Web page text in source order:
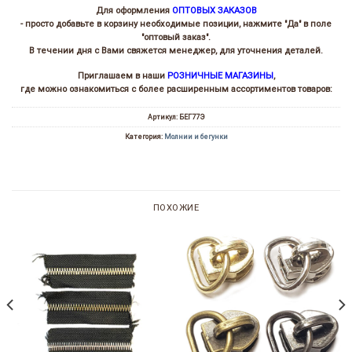
Для оформления ОПТОВЫХ ЗАКАЗОВ
- просто добавьте в корзину необходимые позиции, нажмите "Да" в поле
"оптовый заказ".
В течении дня с Вами свяжется менеджер, для уточнения деталей.
Приглашаем в наши РОЗНИЧНЫЕ МАГАЗИНЫ,
где можно ознакомиться с более расширенным ассортиментов товаров:
Артикул: БЕГ77Э
Категория: Молнии и бегунки
ПОХОЖИЕ